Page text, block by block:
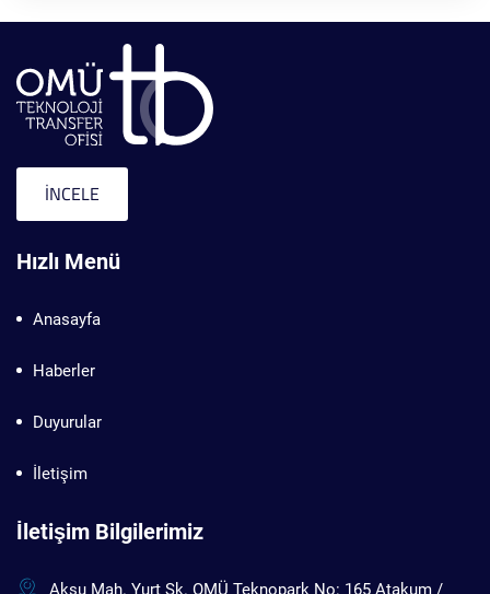
İNCELE
Hızlı Menü
Anasayfa
Haberler
Duyurular
İletişim
İletişim Bilgilerimiz
Aksu Mah. Yurt Sk. OMÜ Teknopark No: 165 Atakum /